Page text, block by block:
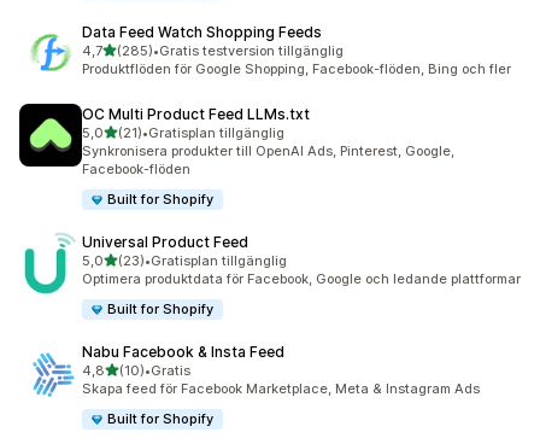
Data Feed Watch Shopping Feeds
4,7av 5 stjärnor
(285)
285 recensioner totalt
•Gratis testversion tillgänglig
Produktflöden för Google Shopping, Facebook-flöden, Bing och fler
OC Multi Product Feed LLMs.txt
5,0av 5 stjärnor
(21)
21 recensioner totalt
•Gratisplan tillgänglig
Synkronisera produkter till OpenAI Ads, Pinterest, Google,
Facebook-flöden
Built for Shopify
Universal Product Feed
5,0av 5 stjärnor
(23)
23 recensioner totalt
•Gratisplan tillgänglig
Optimera produktdata för Facebook, Google och ledande plattformar
Built for Shopify
Nabu Facebook & Insta Feed
4,8av 5 stjärnor
(10)
10 recensioner totalt
•Gratis
Skapa feed för Facebook Marketplace, Meta & Instagram Ads
Built for Shopify